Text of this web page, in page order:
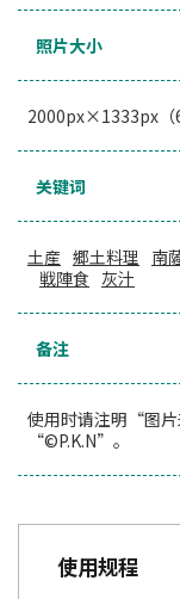
照片大小
2000px×1333px（
关键词
土産 郷土料理 南
戦陣食 灰汁
备注
使用时请注明“图
“©P.K.N”。
使用规程